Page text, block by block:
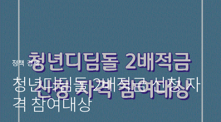
정책 경제
청년디딤돌 2배적금 신청 자
격 참여대상